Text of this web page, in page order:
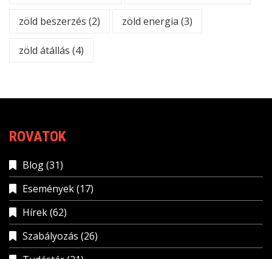
zöld beszerzés (2) zöld energia (3)
zöld átállás (4)
ROVATOK
Blog(31)
Események(17)
Hírek(62)
Szabályozás (26)